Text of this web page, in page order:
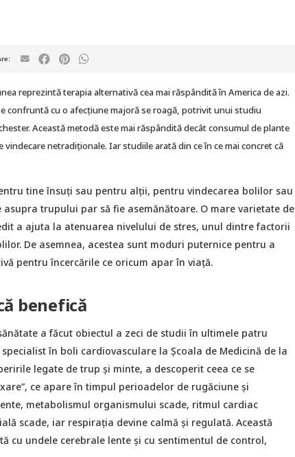
reprezintă terapia alternativă cea mai răspândită în America de azi.
confruntă cu o afecțiune majoră se roagă, potrivit unui studiu
Această metodă este mai răspândită decât consumul de plante
vindecare netradiționale. Iar studiile arată din ce în ce mai concret că
tine însuți sau pentru alții, pentru vindecarea bolilor sau
trupului par să fie asemănătoare. O mare varietate de
a ajuta la atenuarea nivelului de stres, unul dintre factorii
De asemnea, acestea sunt moduri puternice pentru a
pentru încercările ce oricum apar în viață.
benefică
a făcut obiectul a zeci de studii în ultimele patru
specialist în boli cardiovasculare la Şcoala de Medicină de la
legate de trup şi minte, a descoperit ceea ce se
ce apare în timpul perioadelor de rugăciune şi
metabolismul organismului scade, ritmul cardiac
scade, iar respirația devine calmă şi regulată. Această
cu undele cerebrale lente şi cu sentimentul de control,